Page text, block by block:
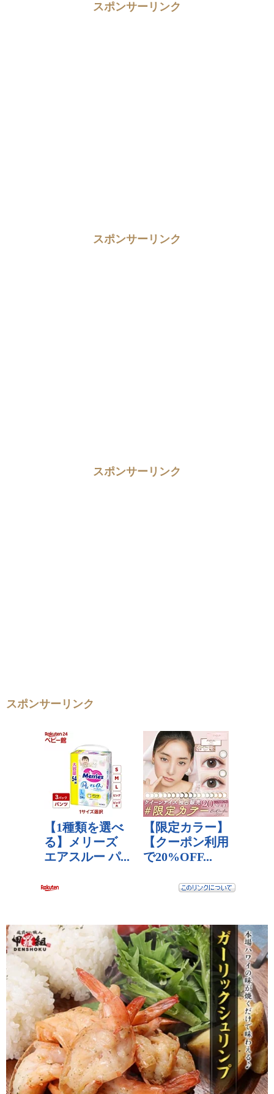
スポンサーリンク
スポンサーリンク
スポンサーリンク
スポンサーリンク